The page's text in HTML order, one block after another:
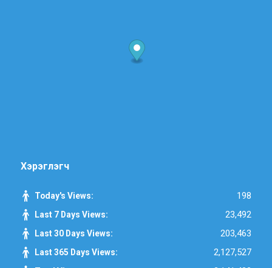
Хэрэглэгч
Today's Views: 198
Last 7 Days Views: 23,492
Last 30 Days Views: 203,463
Last 365 Days Views: 2,127,527